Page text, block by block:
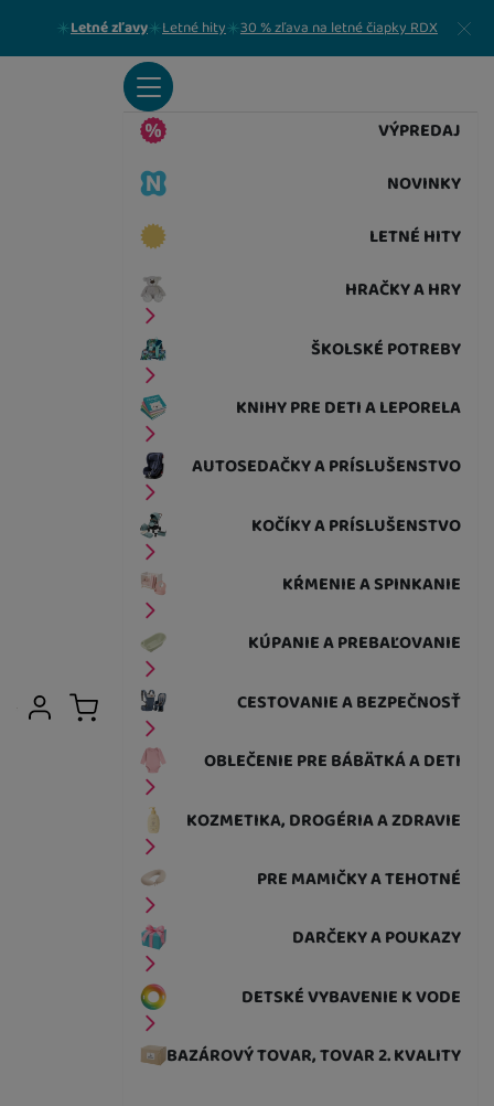
Letné zľavy Letné hity 30 % zľava na letné čiapky RDX Zavrieť
VÝPREDAJ
NOVINKY
LETNÉ HITY
HRAČKY A HRY
ŠKOLSKÉ POTREBY
KNIHY PRE DETI A LEPORELA
AUTOSEDAČKY A PRÍSLUŠENSTVO
KOČÍKY A PRÍSLUŠENSTVO
KŔMENIE A SPINKANIE
KÚPANIE A PREBAĽOVANIE
CESTOVANIE A BEZPEČNOSŤ
OBLEČENIE PRE BÁBÄTKÁ A DETI
KOZMETIKA, DROGÉRIA A ZDRAVIE
PRE MAMIČKY A TEHOTNÉ
DARČEKY A POUKAZY
DETSKÉ VYBAVENIE K VODE
BAZÁROVÝ TOVAR, TOVAR 2. KVALITY
Užívateľská sekcia
Prihlásiť sa
Košík